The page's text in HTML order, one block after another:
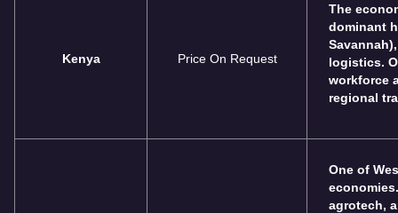
Kenya Price On Request
The
dominant
logistics.
workforce
regional
One of
agrotech,